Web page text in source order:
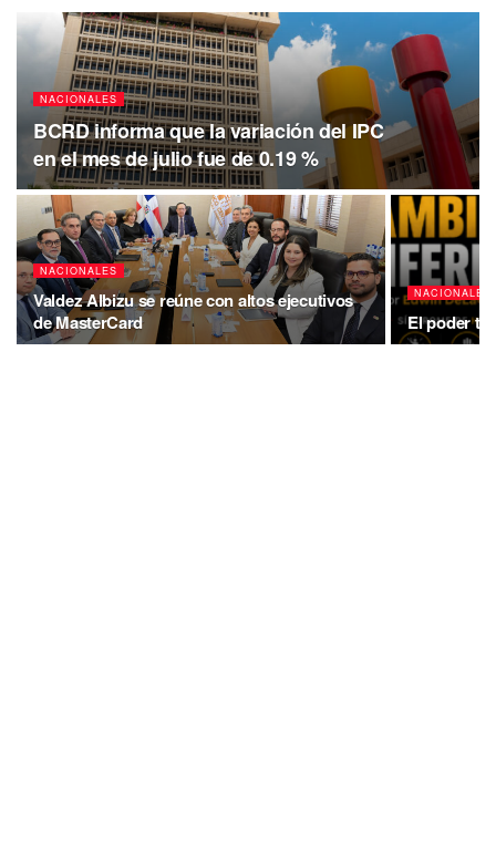
NACIONALES
BCRD informa que la variación del IPC
en el mes de julio fue de 0.19 %
NACIONALES
Valdez Albizu se reúne con altos ejecutivos
de MasterCard
NACIONALES
El poder